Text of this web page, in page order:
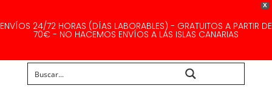
X
ENVÍOS 24/72 HORAS (DÍAS LABORABLES) - GRATUITOS A PARTIR DE
70€ - NO HACEMOS ENVÍOS A LAS ISLAS CANARIAS